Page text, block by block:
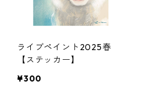
ライブペイント2025春
【ステッカー】
¥300